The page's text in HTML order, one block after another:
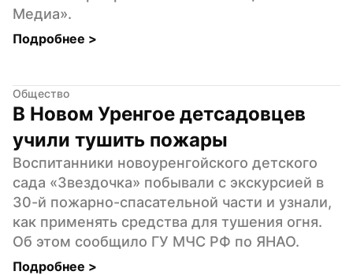
Медиа».
Подробнее >
Общество
В Новом Уренгое детсадовцев
учили тушить пожары
Воспитанники новоуренгойского детского
сада «Звездочка» побывали с экскурсией в
30-й пожарно-спасательной части и узнали,
как применять средства для тушения огня.
Об этом сообщило ГУ МЧС РФ по ЯНАО.
Подробнее >